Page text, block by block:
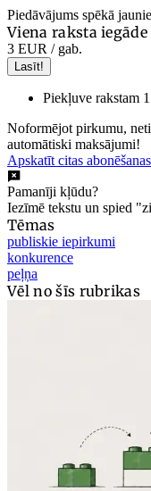
Piedāvājums spēkā
Viena raksta iegāde
3 EUR / gab.
Lasīt!
Piekļuve rakstam
Noformējot pirkumu,
automātiski maksājumi!
Apskatīt citas
Pamanīji kļūdu?
Iezīmē tekstu un spied
Tēmas
publiskie iepirkumi
konkurence
peļņa
Vēl no šīs rubrikas